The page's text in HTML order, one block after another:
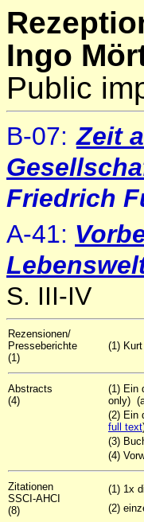
Ingo
Public
B-07: Zeit
Friedrich
A-41:
S. III-IV
Rezensionen/
Presseberichte
(1)
(1)
Abstracts
(4)
(1) Ein
only)
(2) Ein
full text
(3)
(4)
Zitationen
SSCI-AHCI
(8)
(1) 1x
(2)